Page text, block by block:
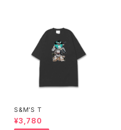
S&M'S T
¥3,780